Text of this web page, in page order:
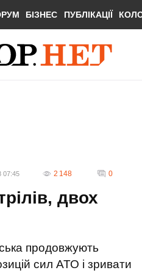
БІЗНЕС ПУБЛІКАЦІЇ
07:45 2 148 0
двох
продовжують
сил АТО і зривати